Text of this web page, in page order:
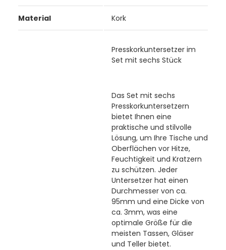
Material Kork
Presskorkuntersetzer im
Set mit sechs Stück
Das Set mit sechs
Presskorkuntersetzern
bietet Ihnen eine
praktische und stilvolle
Lösung, um Ihre Tische und
Oberflächen vor Hitze,
Feuchtigkeit und Kratzern
zu schützen. Jeder
Untersetzer hat einen
Durchmesser von ca.
95mm und eine Dicke von
ca. 3mm, was eine
optimale Größe für die
meisten Tassen, Gläser
und Teller bietet.